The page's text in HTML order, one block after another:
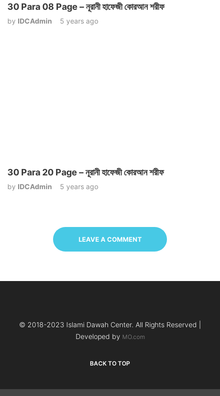
30 Para 08 Page – নূরানী হাফেজী কোরআন শরীফ
by IDCAdmin 5 years ago
30 Para 20 Page – নূরানী হাফেজী কোরআন শরীফ
by IDCAdmin 5 years ago
LEAVE A COMMENT
© 2018-2023 Islami Dawah Center. All Rights Reserved |
Developed by MO.com
BACK TO TOP